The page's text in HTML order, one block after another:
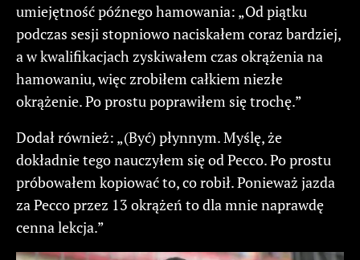
umiejętność późnego hamowania: „Od piątku
podczas sesji stopniowo naciskałem coraz bardziej,
a w kwalifikacjach zyskiwałem czas okrążenia na
hamowaniu, więc zrobiłem całkiem niezłe
okrążenie. Po prostu poprawiłem się trochę.”
Dodał również: „(Być) płynnym. Myślę, że
dokładnie tego nauczyłem się od Pecco. Po prostu
próbowałem kopiować to, co robił. Ponieważ jazda
za Pecco przez 13 okrążeń to dla mnie naprawdę
cenna lekcja.”